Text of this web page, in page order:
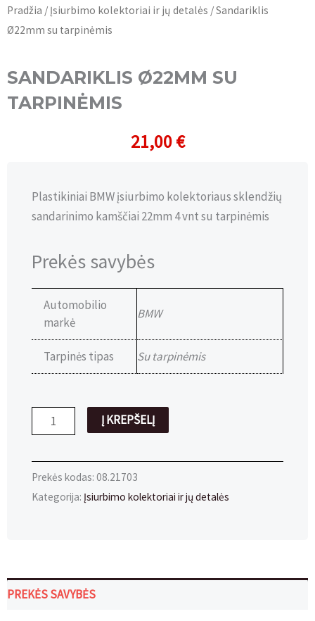
Pradžia / Įsiurbimo kolektoriai ir jų detalės / Sandariklis
Ø22mm su tarpinėmis
SANDARIKLIS Ø22MM SU
TARPINĖMIS
21,00€
Plastikiniai BMW įsiurbimo kolektoriaus sklendžių
sandarinimo kamščiai 22mm 4 vnt su tarpinėmis
Prekės savybės
Automobilio
markė
BMW
Tarpinės tipas Su tarpinėmis
produkto
kiekis:
Ø22mm
su
Į KREPŠELĮ
Prekės kodas: 08.21703
Kategorija: Įsiurbimo kolektoriai ir jų detalės
PREKĖS SAVYBĖS